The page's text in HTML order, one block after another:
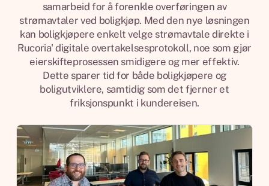
samarbeid for å forenkle overføringen av
strømavtaler ved boligkjøp. Med den nye løsningen
kan boligkjøpere enkelt velge strømavtale direkte i
Rucoria' digitale overtakelsesprotokoll, noe som gjør
eierskifteprosessen smidigere og mer effektiv.
Dette sparer tid for både boligkjøpere og
boligutviklere, samtidig som det fjerner et
friksjonspunkt i kundereisen.